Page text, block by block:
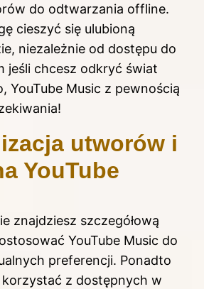
do odtwarzania offline.
cieszyć się ulubioną
niezależnie od dostępu do
jeśli chcesz odkryć świat
YouTube Music z pewnością
utworów i
YouTube
znajdziesz szczegółową
YouTube Music do
preferencji. Ponadto
korzystać z dostępnych w